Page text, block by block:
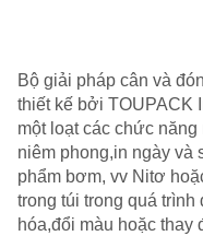
Bộ giải pháp cân và
thiết kế bởi TOUPACK
một loạt các chức
niêm phong,in ngày và
phẩm bơm, vv Nitơ
trong túi trong quá
hóa,đổi màu hoặc